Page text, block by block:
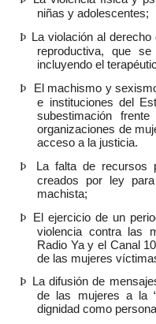
niñas y adolescentes;
Þ La violación al
reproductiva, que
incluyendo el
Þ
El machismo y
e instituciones del
subestimación
organizaciones de
acceso a la justicia.
Þ
La falta de recursos
creados por ley
machista;
Þ
El ejercicio de un
violencia contra las
Radio Ya y el Canal
de las mujeres
Þ La difusión de
de las mujeres a la
dignidad como